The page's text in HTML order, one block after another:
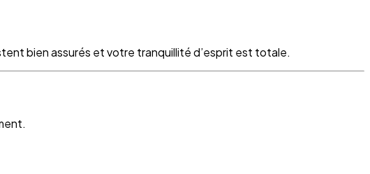
bien assurés et votre tranquillité d’esprit est totale.